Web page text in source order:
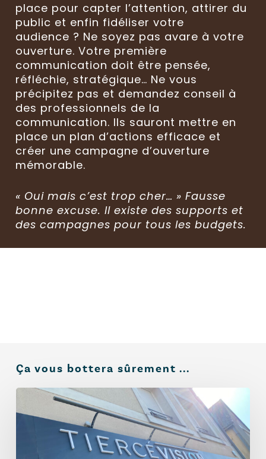
place pour capter l’attention, attirer du
public et enfin fidéliser votre
audience ? Ne soyez pas avare à votre
ouverture. Votre première
communication doit être pensée,
réfléchie, stratégique… Ne vous
précipitez pas et demandez conseil à
des professionnels de la
communication. Ils sauront mettre en
place un plan d’actions efficace et
créer une campagne d’ouverture
mémorable.
« Oui mais c’est trop cher… » Fausse
bonne excuse. Il existe des supports et
des campagnes pour tous les budgets.
Ça vous bottera sûrement ...
Enseigne
lumineuse
lumineuse